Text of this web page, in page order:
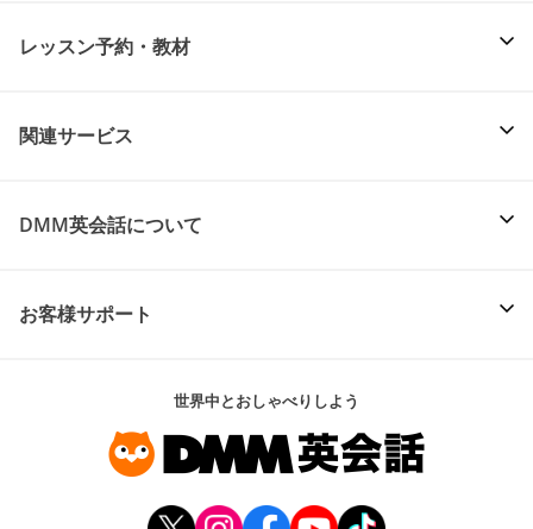
レッスン予約・教材
関連サービス
DMM英会話について
お客様サポート
世界中とおしゃべりしよう